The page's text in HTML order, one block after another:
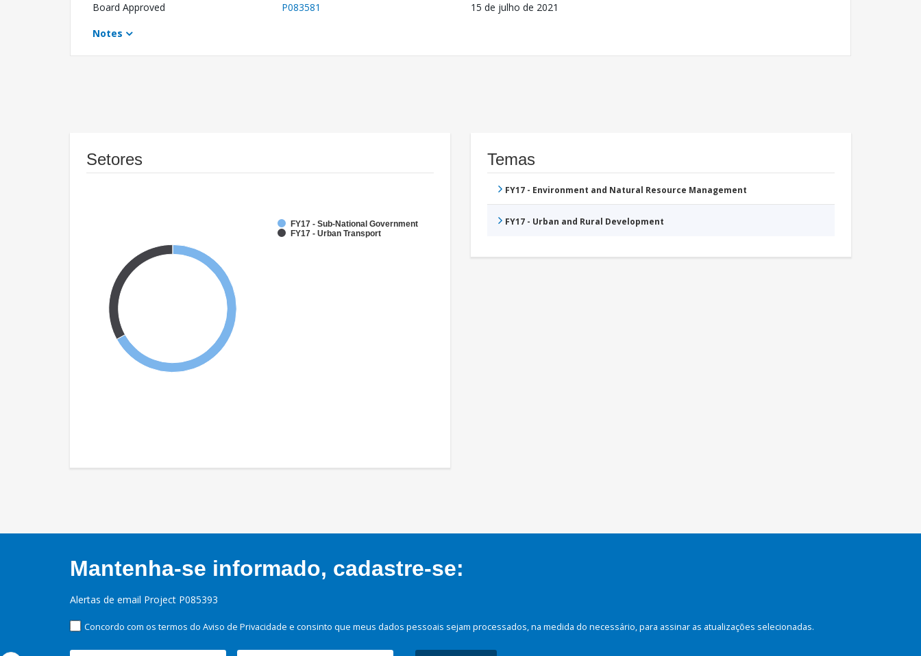
Board Approved
P083581
15 de julho de 2021
Notes
Setores
FY17 - Sub-National Government
FY17 - Urban Transport
Temas
FY17 - Environment and Natural Resource Management
FY17 - Urban and Rural Development
Mantenha-se informado, cadastre-se:
Alertas de email Project P085393
Concordo com os termos do Aviso de Privacidade e consinto que meus dados pessoais sejam processados, na medida do necessário, para assinar as atualizações selecionadas.